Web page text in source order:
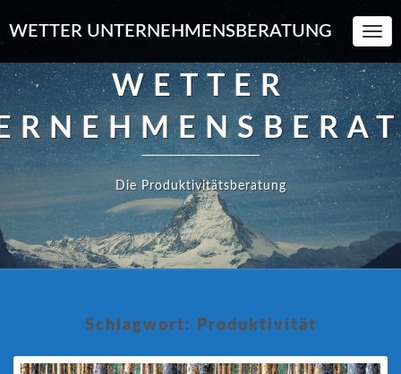
WETTER UNTERNEHMENSBERATUNG
WETTER
Die Produktivitätsberatung
Schlagwort: Produktivität